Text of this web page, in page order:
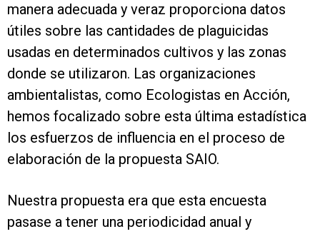
manera adecuada y veraz proporciona datos
útiles sobre las cantidades de plaguicidas
usadas en determinados cultivos y las zonas
donde se utilizaron. Las organizaciones
ambientalistas, como Ecologistas en Acción,
hemos focalizado sobre esta última estadística
los esfuerzos de influencia en el proceso de
elaboración de la propuesta SAIO.
Nuestra propuesta era que esta encuesta
pasase a tener una periodicidad anual y